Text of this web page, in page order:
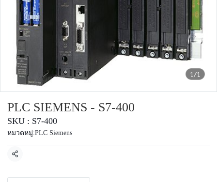
1/1
PLC SIEMENS - S7-400
SKU : S7-400
หมวดหมู่:PLC Siemens
แชร์